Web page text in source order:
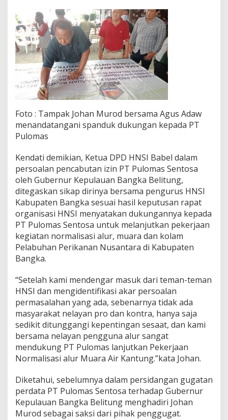
Foto : Tampak Johan Murod bersama Agus Adaw
menandatangani spanduk dukungan kepada PT
Pulomas
Kendati demikian, Ketua DPD HNSI Babel dalam
persoalan pencabutan izin PT Pulomas Sentosa
oleh Gubernur Kepulauan Bangka Belitung,
ditegaskan sikap dirinya bersama pengurus HNSI
Kabupaten Bangka sesuai hasil keputusan rapat
organisasi HNSI menyatakan dukungannya kepada
PT Pulomas Sentosa untuk melanjutkan pekerjaan
kegiatan normalisasi alur, muara dan kolam
Pelabuhan Perikanan Nusantara di Kabupaten
Bangka.
“Setelah kami mendengar masuk dari teman-teman
HNSI dan mengidentifikasi akar persoalan
permasalahan yang ada, sebenarnya tidak ada
masyarakat nelayan pro dan kontra, hanya saja
sedikit ditunggangi kepentingan sesaat, dan kami
bersama nelayan pengguna alur sangat
mendukung PT Pulomas lanjutkan Pekerjaan
Normalisasi alur Muara Air Kantung.”kata Johan.
Diketahui, sebelumnya dalam persidangan gugatan
perdata PT Pulomas Sentosa terhadap Gubernur
Kepulauan Bangka Belitung menghadiri Johan
Murod sebagai saksi dari pihak penggugat.